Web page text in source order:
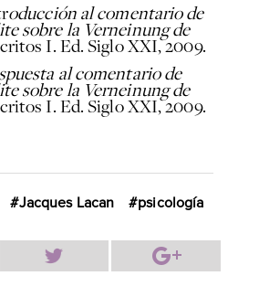
oducción al comentario de
sobre la Verneinung de
I. Ed. Siglo XXI, 2009.
al comentario de
sobre la Verneinung de
I. Ed. Siglo XXI, 2009.
Jacques Lacan psicología